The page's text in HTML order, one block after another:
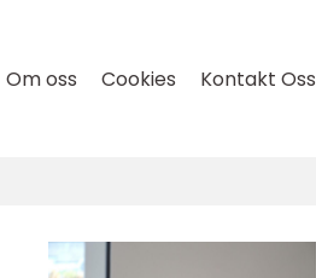
Om oss Cookies Kontakt Oss